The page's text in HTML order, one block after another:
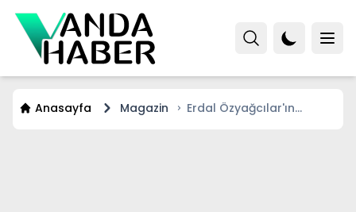
Anasayfa Magazin
Erdal Özyağcılar'ın